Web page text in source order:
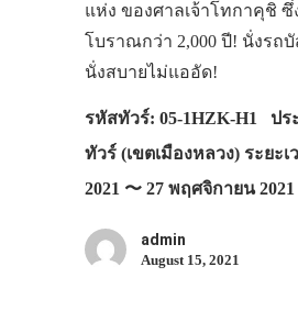
แห่ง ของศาลเจ้าโทกาคุชิ
โบราณกว่า 2,000 ปี! นั่งรถ
นั่งสบายไม่แออัด!
รหัสทัวร์: 05-1HZK-H1 ปร
ทัวร์ (เขตเมืองหลวง) ระยะ
2021 〜 27 พฤศจิกายน
admin
August 15, 2021